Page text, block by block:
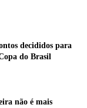
decididos para
do Brasil
não é mais